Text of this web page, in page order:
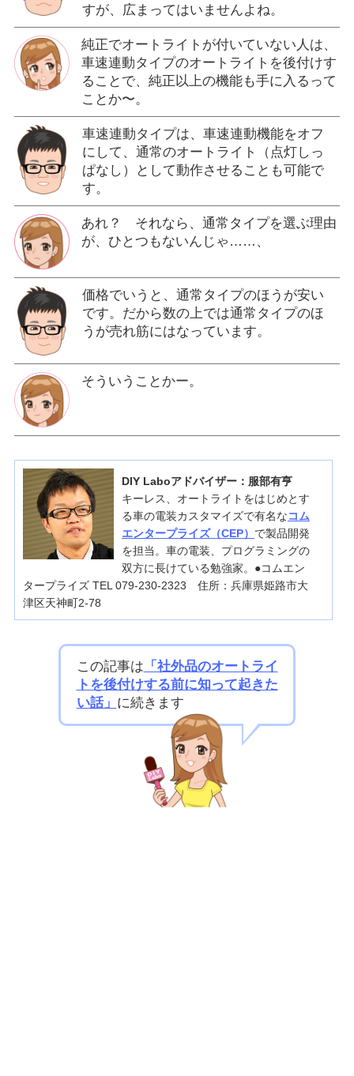
すが、広まってはいませんよね。
純正でオートライトが付いていない人は、
車速連動タイプのオートライトを後付けす
ることで、純正以上の機能も手に入るって
ことか〜。
車速連動タイプは、車速連動機能をオフ
にして、通常のオートライト（点灯しっ
ぱなし）として動作させることも可能で
す。
あれ？ それなら、通常タイプを選ぶ理由
が、ひとつもないんじゃ……、
価格でいうと、通常タイプのほうが安い
です。だから数の上では通常タイプのほ
うが売れ筋にはなっています。
そういうことかー。
DIY Laboアドバイザー：服部有亨
キーレス、オートライトをはじめとす
る車の電装カスタマイズで有名なコム
エンタープライズ（CEP） で製品開発
を担当。車の電装、プログラミングの
双方に長けている勉強家。●コムエン
タープライズ TEL 079-230-2323 住所：兵庫県姫路市大
津区天神町2-78
この記事は 「社外品のオートライ
トを後付けする前に知って起きた
い話」 に続きます